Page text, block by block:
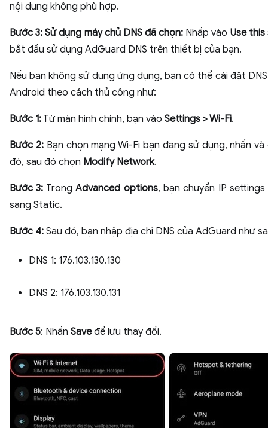
nội dung không phù hợp.
Bước 3: Sử dụng máy chủ DNS đã chọn: Nhấp vào Use this
bắt đầu sử dụng AdGuard DNS trên thiết bị của bạn.
Nếu bạn không sử dụng ứng dụng, bạn có thể cài đặt
Android theo cách thủ công như:
Bước 1: Từ màn hình chính, bạn vào Settings > Wi-Fi.
Bước 2:Bạn chọn mạng Wi-Fi bạn đang sử dụng, nhấn và
đó, sau đó chọn Modify Network.
Bước 3: TrongAdvanced options, bạn chuyển IP
sang Static.
Bước 4: Sau đó, bạn nhập địa chỉ DNS của AdGuard như
DNS 1: 176.103.130.130
DNS 2: 176.103.130.131
Bước 5: Nhấn Saveđể lưu thay đổi.